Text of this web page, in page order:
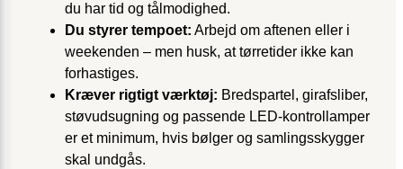
du har tid og tålmodighed.
Du styrer tempoet: Arbejd om aftenen eller i
weekenden – men husk, at tørretider ikke kan
forhastiges.
Kræver rigtigt værktøj: Bredspartel, girafsliber,
støvudsugning og passende LED-kontrollamper
er et minimum, hvis bølger og samlingsskygger
skal undgås.